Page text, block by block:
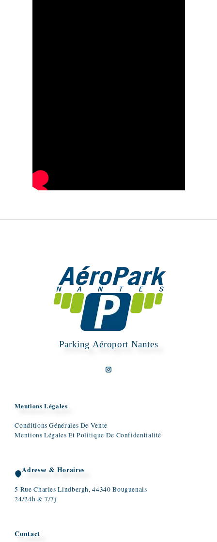
Parking Aéroport Nantes
Mentions Légales
Conditions Générales De Vente
Mentions Légales Et Politique De Confidentialité
Adresse & Horaires
5 Rue Charles Lindbergh, 44340 Bouguenais
24/24h & 7/7j
Contact